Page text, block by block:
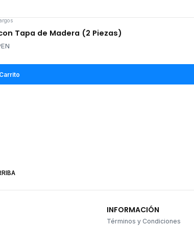
Tapa de Madera (2 Piezas)
INFORMACIÓN
Términos y Condiciones